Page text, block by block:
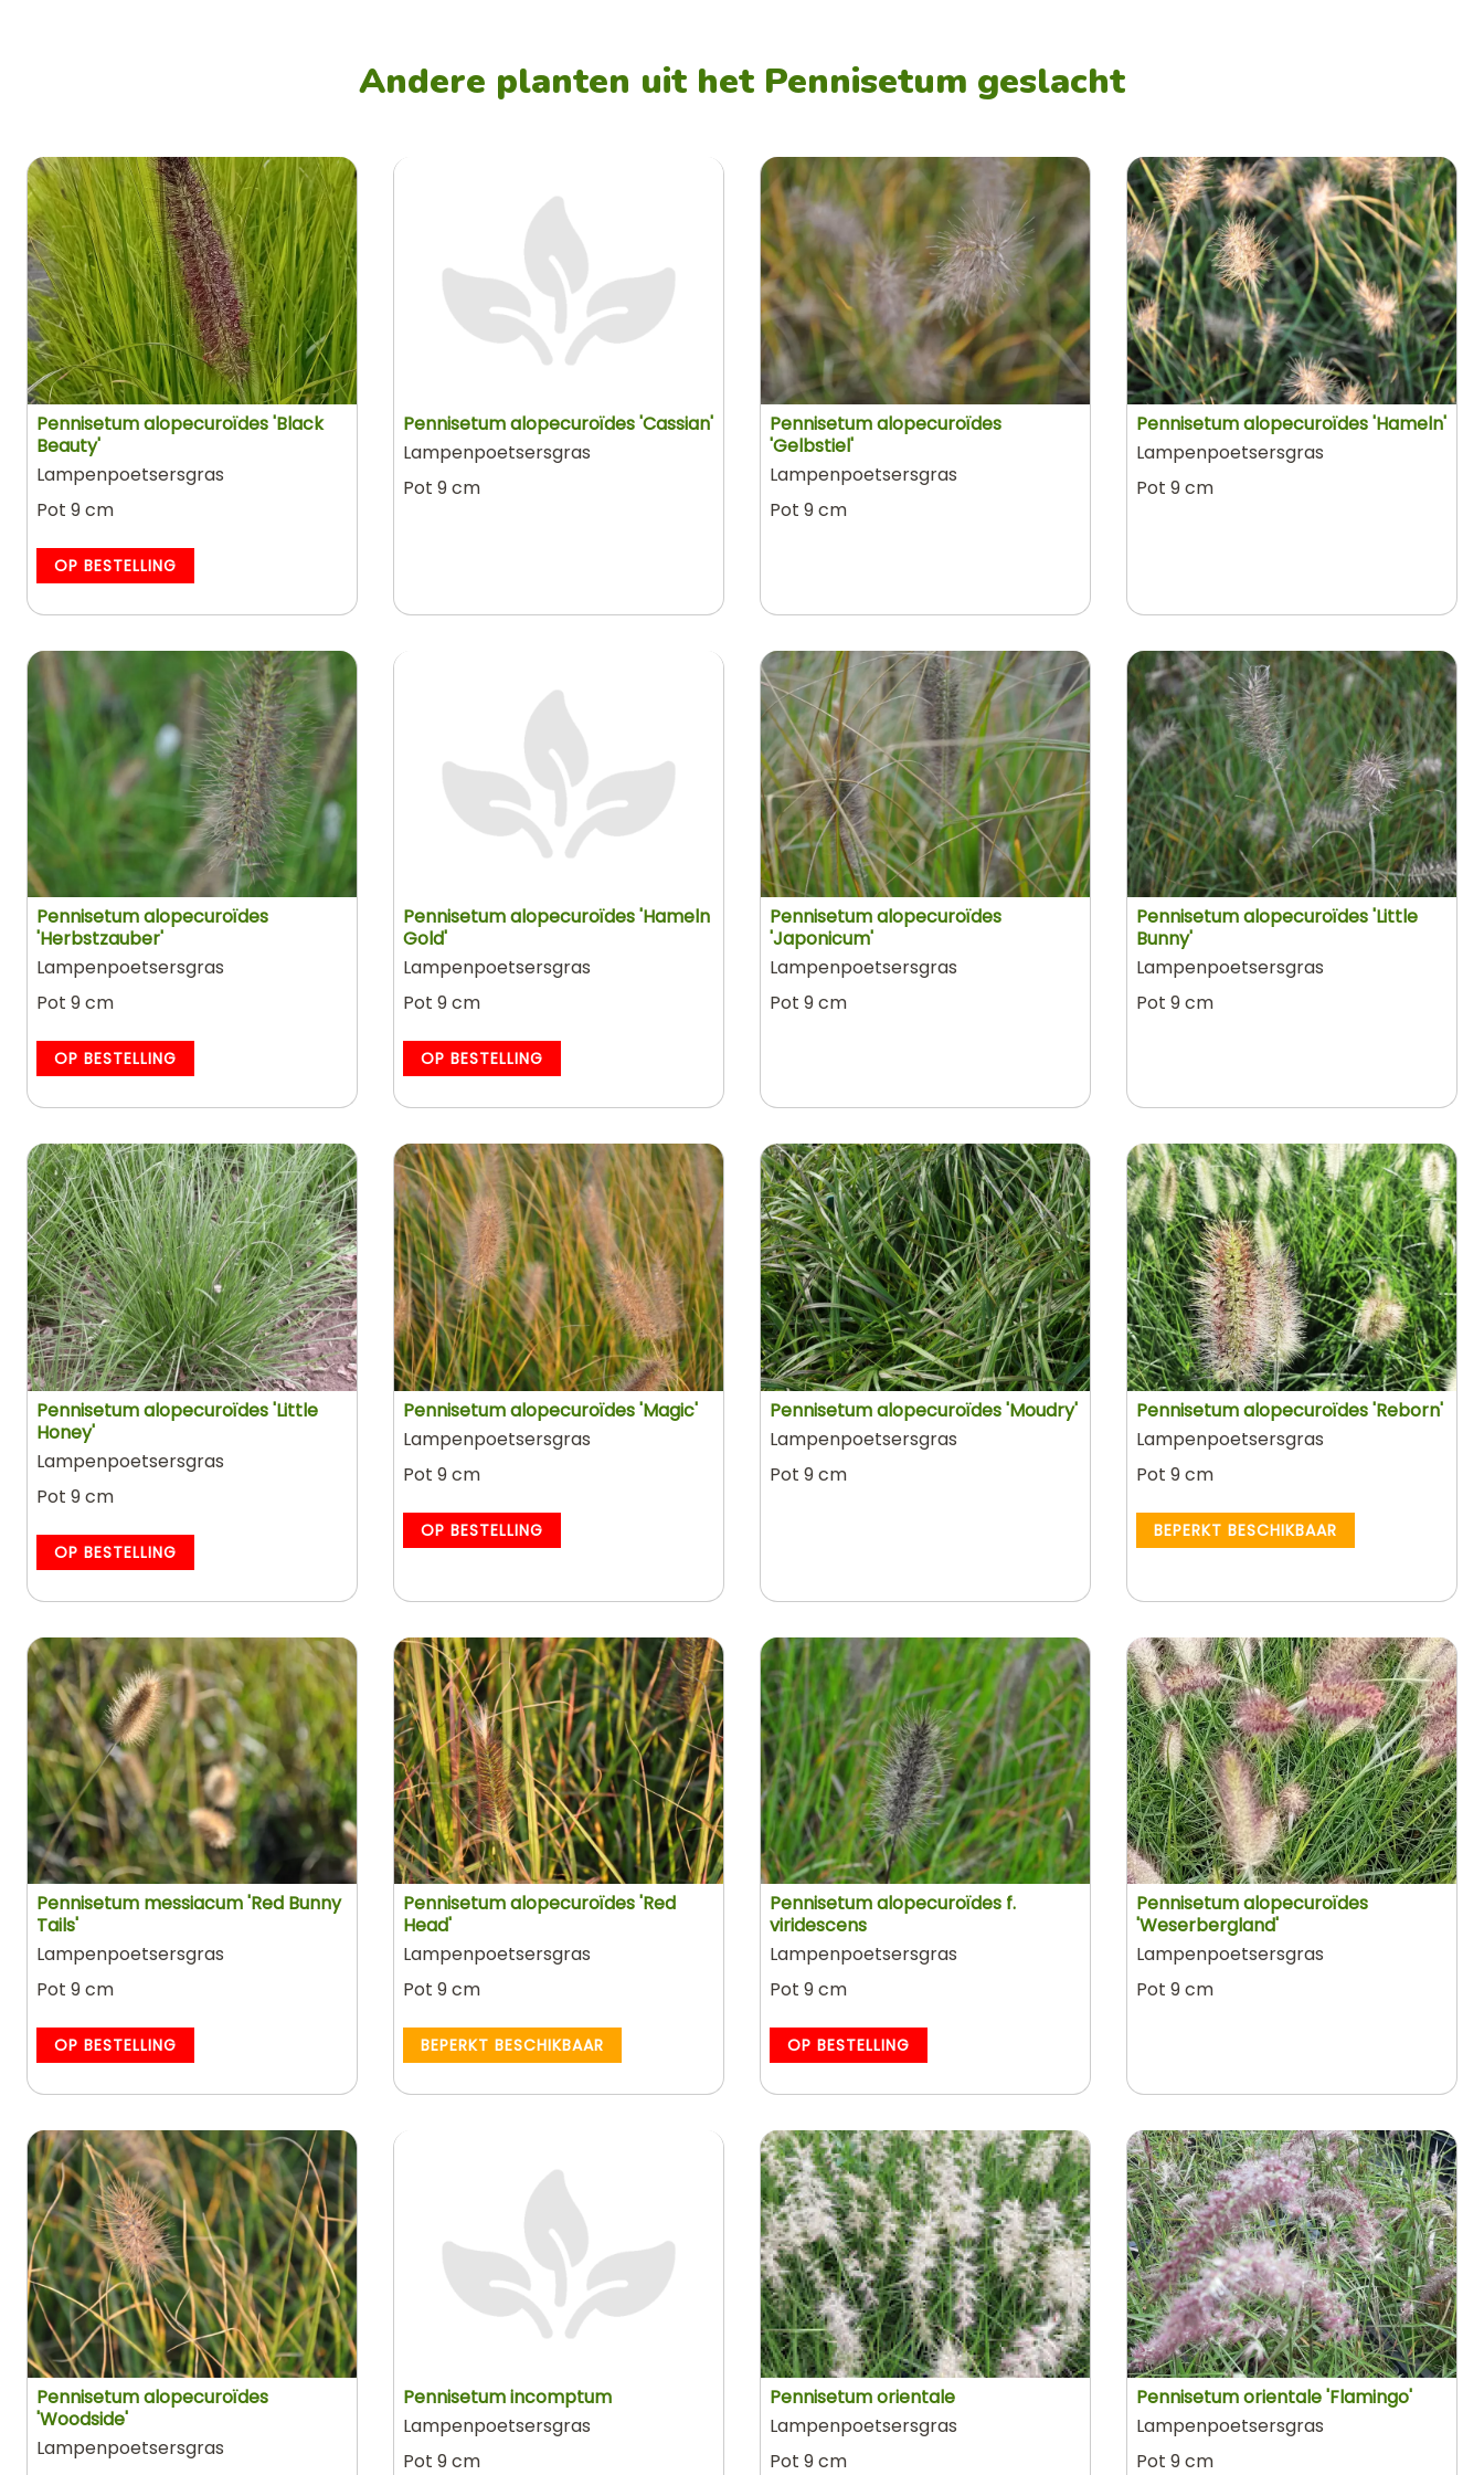
Andere planten uit het Pennisetum geslacht
Pennisetum alopecuroïdes 'Black
Beauty'
Lampenpoetsersgras
Pot 9 cm
OP BESTELLING
Pennisetum alopecuroïdes 'Cassian'
Lampenpoetsersgras
Pot 9 cm
Pennisetum alopecuroïdes
'Gelbstiel'
Lampenpoetsersgras
Pot 9 cm
Pennisetum alopecuroïdes 'Hameln'
Lampenpoetsersgras
Pot 9 cm
Pennisetum alopecuroïdes
'Herbstzauber'
Lampenpoetsersgras
Pot 9 cm
OP BESTELLING
Pennisetum alopecuroïdes 'Hameln
Gold'
Lampenpoetsersgras
Pot 9 cm
OP BESTELLING
Pennisetum alopecuroïdes
'Japonicum'
Lampenpoetsersgras
Pot 9 cm
Pennisetum alopecuroïdes 'Little
Bunny'
Lampenpoetsersgras
Pot 9 cm
Pennisetum alopecuroïdes 'Little
Honey'
Lampenpoetsersgras
Pot 9 cm
OP BESTELLING
Pennisetum alopecuroïdes 'Magic'
Lampenpoetsersgras
Pot 9 cm
OP BESTELLING
Pennisetum alopecuroïdes 'Moudry'
Lampenpoetsersgras
Pot 9 cm
Pennisetum alopecuroïdes 'Reborn'
Lampenpoetsersgras
Pot 9 cm
BEPERKT BESCHIKBAAR
Pennisetum messiacum 'Red Bunny
Tails'
Lampenpoetsersgras
Pot 9 cm
OP BESTELLING
Pennisetum alopecuroïdes 'Red
Head'
Lampenpoetsersgras
Pot 9 cm
BEPERKT BESCHIKBAAR
Pennisetum alopecuroïdes f.
viridescens
Lampenpoetsersgras
Pot 9 cm
OP BESTELLING
Pennisetum alopecuroïdes
'Weserbergland'
Lampenpoetsersgras
Pot 9 cm
Pennisetum alopecuroïdes
'Woodside'
Lampenpoetsersgras
Pennisetum incomptum
Lampenpoetsersgras
Pot 9 cm
Pennisetum orientale
Lampenpoetsersgras
Pot 9 cm
Pennisetum orientale 'Flamingo'
Lampenpoetsersgras
Pot 9 cm